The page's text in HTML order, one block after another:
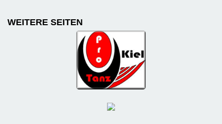
WEITERE SEITEN